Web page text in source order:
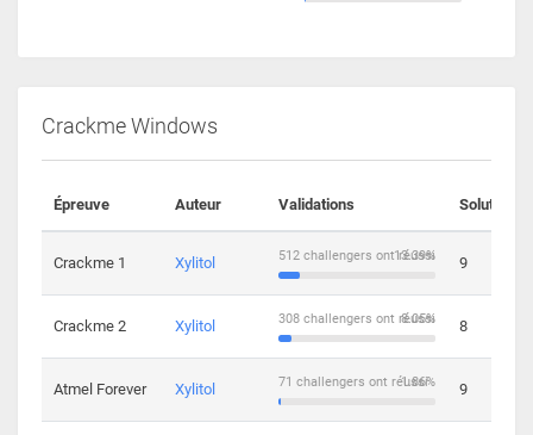
Crackme Windows
Épreuve Auteur Validations Solutions
Crackme 1 Xylitol 13.39%
512 challengers ont réussi 9
Crackme 2 Xylitol 8.05%
308 challengers ont réussi 8
Atmel Forever Xylitol 1.86%
71 challengers ont réussi 9